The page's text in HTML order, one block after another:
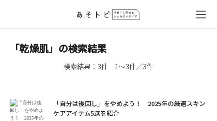
「乾燥肌」の検索結果
検索結果： 3件 1～3件／3件
「自分は後回し」をやめよう！ 2025年の厳選スキン
ケアアイテム5選を紹介